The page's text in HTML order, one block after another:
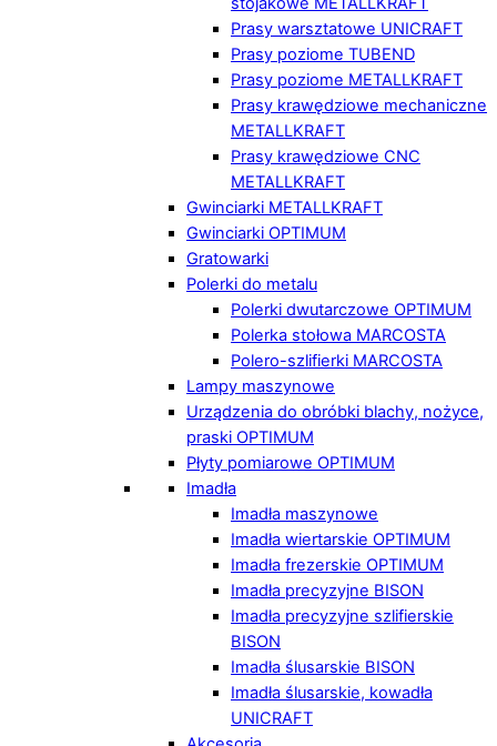
Prasy warsztatowe UNICRAFT
Prasy poziome TUBEND
Prasy poziome METALLKRAFT
Prasy krawędziowe mechaniczne
METALLKRAFT
Prasy krawędziowe CNC
METALLKRAFT
Gwinciarki METALLKRAFT
Gwinciarki OPTIMUM
Gratowarki
Polerki do metalu
Polerki dwutarczowe OPTIMUM
Polerka stołowa MARCOSTA
Polero-szlifierki MARCOSTA
Lampy maszynowe
Urządzenia do obróbki blachy, nożyce,
praski OPTIMUM
Płyty pomiarowe OPTIMUM
Imadła
Imadła maszynowe
Imadła wiertarskie OPTIMUM
Imadła frezerskie OPTIMUM
Imadła precyzyjne BISON
Imadła precyzyjne szlifierskie
BISON
Imadła ślusarskie BISON
Imadła ślusarskie, kowadła
UNICRAFT